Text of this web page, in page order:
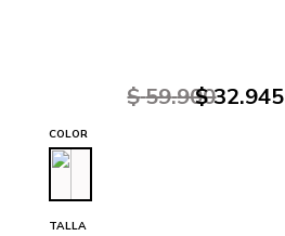
$ 59.900
$ 32.945
TALLA
COLOR